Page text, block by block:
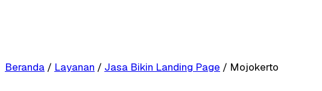
Beranda / Layanan / Jasa Bikin Landing Page / Mojokerto